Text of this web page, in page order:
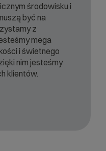
środowisku i
być na
z
mega
i świetnego
nim jesteśmy
klientów.